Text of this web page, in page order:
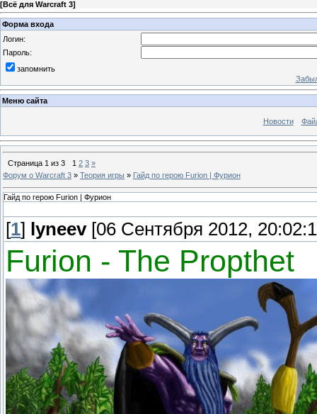
[Всё для Warcraft 3]
Форма входа
Логин:
Пароль:
запомнить
Меню сайта
Новости
Страница 1 из 3 1 2 3 »
Форум о Warcraft 3 » Теория игры » Гайд по герою Furion | Фурион
Гайд по герою Furion | Фурион
[1] lyneev[06 Сентября 2012,
Furion - The Propthet